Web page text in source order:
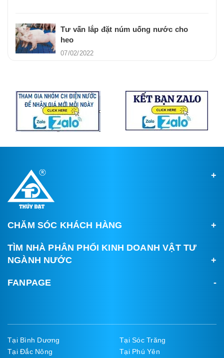
Tư vấn lắp đặt núm uống nước cho
heo
07/02/2022
CHĂM SÓC KHÁCH HÀNG
TÌM NHÀ PHÂN PHỐI KINH DOANH VẬT TƯ
NGÀNH NƯỚC
FANPAGE
Tại Bình Dương
Tại Sóc Trăng
Tại Đắc Nông
Tại Phú Yên